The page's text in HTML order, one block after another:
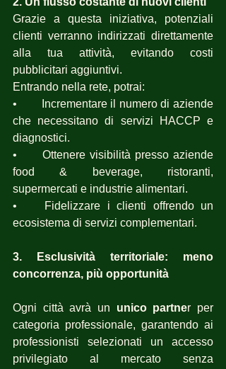
Grazie a questa iniziativa, potenziali
clienti verranno indirizzati direttamente
alla tua attività, evitando costi
pubblicitari aggiuntivi.
Entrando nella rete, potrai:
•	Incrementare il numero di aziende
che necessitano di servizi HACCP e
diagnostici.
•	Ottenere visibilità presso aziende
food & beverage, ristoranti,
supermercati e industrie alimentari.
•	Fidelizzare i clienti offrendo un
ecosistema di servizi complementari.
3. Esclusività territoriale: meno
concorrenza, più opportunità
Ogni città avrà un unico partner per
categoria professionale, garantendo ai
professionisti selezionati un accesso
privilegiato al mercato senza